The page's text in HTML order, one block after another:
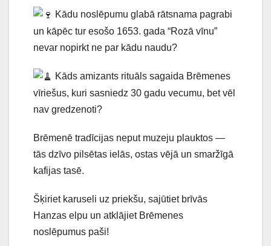
Kādu noslēpumu glabā rātsnama pagrabi
un kāpēc tur esošo 1653. gada “Rozā vīnu”
nevar nopirkt ne par kādu naudu?
Kāds amizants rituāls sagaida Brēmenes
vīriešus, kuri sasniedz 30 gadu vecumu, bet vēl
nav gredzenoti?
Brēmenē tradīcijas neput muzeju plauktos —
tās dzīvo pilsētas ielās, ostas vējā un smaržīgā
kafijas tasē.
Šķiriet karuseli uz priekšu, sajūtiet brīvās
Hanzas elpu un atklājiet Brēmenes
noslēpumus paši!